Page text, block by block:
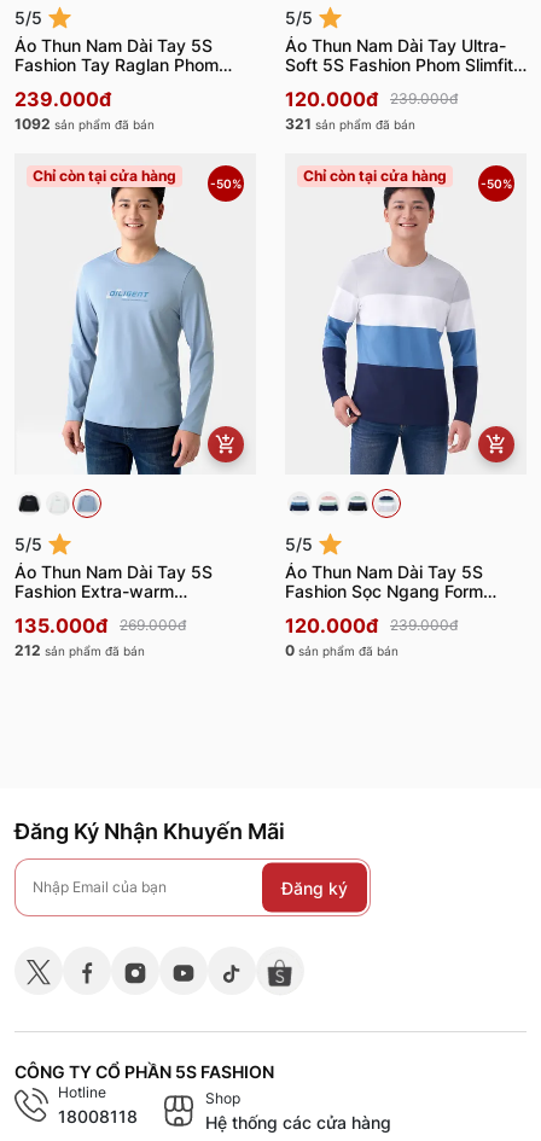
5/5
Áo Thun Nam Dài Tay 5S
Fashion Tay Raglan Phom
239.000đ
1092 sản phẩm đã bán
5/5
Áo Thun Nam Dài Tay Ultra-
Soft 5S Fashion Phom Slimfit
120.000đ
239.000đ
321 sản phẩm đã bán
Chỉ còn tại cửa hàng -50%
5/5
Áo Thun Nam Dài Tay 5S
Fashion Extra-warm
135.000đ
269.000đ
212 sản phẩm đã bán
Chỉ còn tại cửa hàng -50%
5/5
Áo Thun Nam Dài Tay 5S
Fashion Sọc Ngang Form
120.000đ
239.000đ
0 sản phẩm đã bán
Đăng Ký Nhận Khuyến Mãi
Đăng ký
CÔNG TY CỔ PHẦN 5S FASHION
Hotline
18008118
Shop
Hệ thống các cửa hàng